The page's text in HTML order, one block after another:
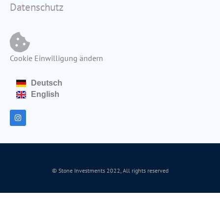
Datenschutz
Cookie Einwilligung ändern
Deutsch
English
© Stone Investments 2022, All rights reserved